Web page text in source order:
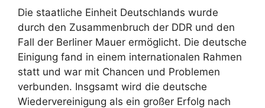
Die staatliche Einheit Deutschlands wurde
durch den Zusammenbruch der DDR und den
Fall der Berliner Mauer ermöglicht. Die deutsche
Einigung fand in einem internationalen Rahmen
statt und war mit Chancen und Problemen
verbunden. Insgsamt wird die deutsche
Wiedervereinigung als ein großer Erfolg nach